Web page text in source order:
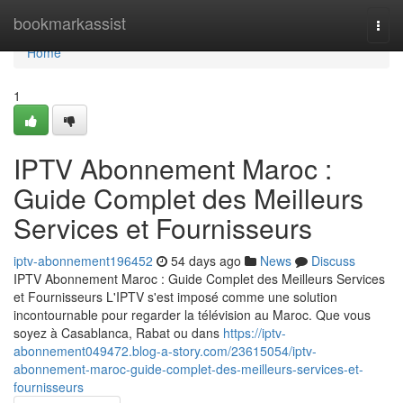
bookmarkassist
Home
Home
1
IPTV Abonnement Maroc :
Guide Complet des Meilleurs
Services et Fournisseurs
iptv-abonnement196452 54 days ago News
Discuss
IPTV Abonnement Maroc : Guide Complet des Meilleurs Services
et Fournisseurs L'IPTV s'est imposé comme une solution
incontournable pour regarder la télévision au Maroc. Que vous
soyez à Casablanca, Rabat ou dans https://iptv-
abonnement049472.blog-a-story.com/23615054/iptv-
abonnement-maroc-guide-complet-des-meilleurs-services-et-
fournisseurs